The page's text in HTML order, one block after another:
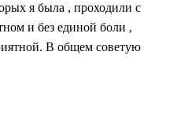
я была , проходили с
и без единой боли ,
В общем советую